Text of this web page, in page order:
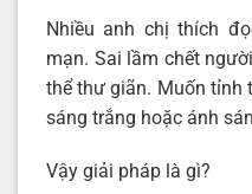
Nhiều anh chị thích
mạn. Sai lầm chết
thể thư giãn. Muốn tỉnh
sáng trắng hoặc ánh
Vậy giải pháp là gì?